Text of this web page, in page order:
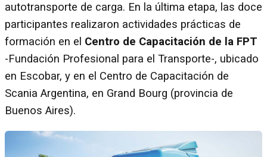
autotransporte de carga. En la última etapa, las doce
participantes realizaron actividades prácticas de
formación en el Centro de Capacitación de la FPT
-Fundación Profesional para el Transporte-, ubicado
en Escobar, y en el Centro de Capacitación de
Scania Argentina, en Grand Bourg (provincia de
Buenos Aires).